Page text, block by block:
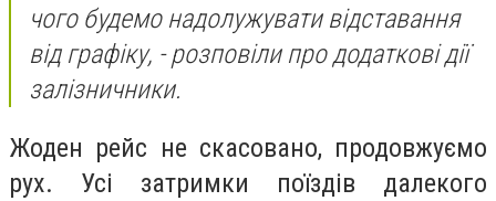
чого будемо надолужувати відставання
від графіку, - розповіли про додаткові дії
залізничники.
Жоден рейс не скасовано, продовжуємо
рух. Усі затримки поїздів далекого